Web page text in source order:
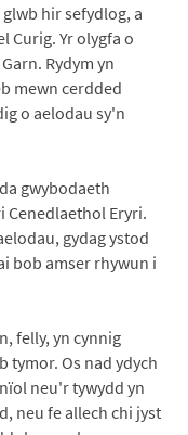
hir sefydlog, a
Curig. Yr olygfa o
Rydym yn
mewn cerdded
o aelodau sy'n
gwybodaeth
Cenedlaethol Eryri.
gydag ystod
bob amser rhywun i
felly, yn cynnig
tymor. Os nad ydych
neu'r tywydd yn
neu fe allech chi jyst